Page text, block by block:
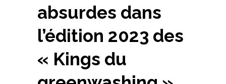
absurdes dans
l’édition 2023 des
« Kings du